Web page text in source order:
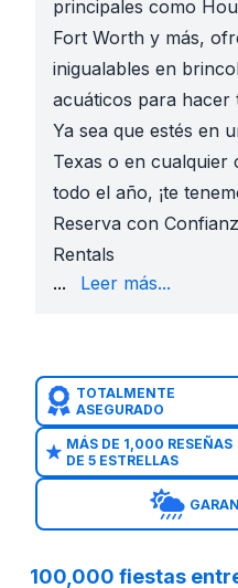
principales como
Fort Worth y más,
inigualables en
acuáticos para hacer
Ya sea que estés en
Texas o en cualquier
todo el año, ¡te
Reserva con
Rentals
brincolines de alta
Comienza hoy
... Leer más...
TOTALMENTE
ASEGURADO
MÁS DE 1,000 RESEÑAS
DE 5 ESTRELLAS
100,000 fiestas